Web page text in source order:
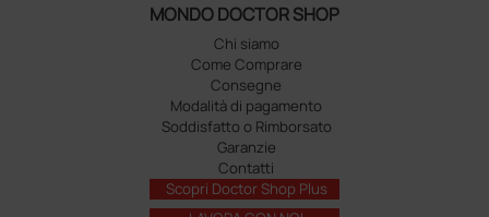
MONDO DOCTOR SHOP
Chi siamo
Come Comprare
Consegne
Modalità di pagamento
Soddisfatto o Rimborsato
Garanzie
Contatti
Scopri Doctor Shop Plus